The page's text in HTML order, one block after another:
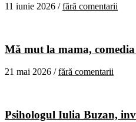
11 iunie 2026 /fără comentarii
Mă mut la mama,
21 mai 2026 /fără comentarii
Psihologul Iulia Buzan,